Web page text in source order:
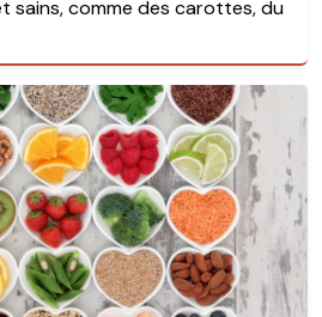
sains, comme des carottes, du